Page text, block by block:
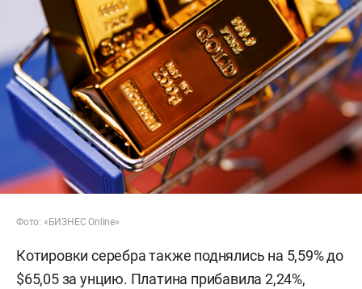
Фото: «БИЗНЕС Online»
Котировки серебра также поднялись на 5,59% до
$65,05 за унцию. Платина прибавила 2,24%,